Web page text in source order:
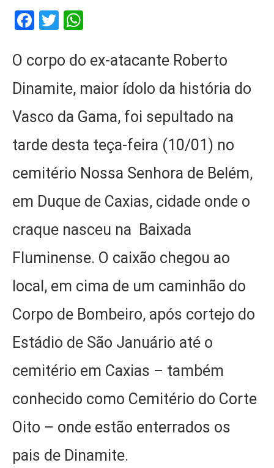
Facebook
Twitter
O corpo do ex-atacante Roberto
Dinamite, maior ídolo da história do
Vasco da Gama, foi sepultado na
tarde desta teça-feira (10/01) no
cemitério Nossa Senhora de Belém,
em Duque de Caxias, cidade onde o
craque nasceu na Baixada
Fluminense. O caixão chegou ao
local, em cima de um caminhão do
Corpo de Bombeiro, após cortejo do
Estádio de São Januário até o
cemitério em Caxias – também
conhecido como Cemitério do Corte
Oito – onde estão enterrados os
pais de Dinamite.